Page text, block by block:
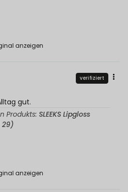
anzeigen
anzeigen
verifiziert
gut.
Produkts: SLEEKS Lipgloss
29)